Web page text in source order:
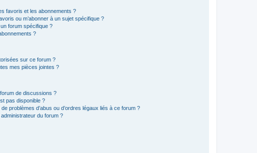
favoris et les abonnements ?
ou m’abonner à un sujet spécifique ?
forum spécifique ?
?
sur ce forum ?
mes pièces jointes ?
de discussions ?
pas disponible ?
problèmes d’abus ou d’ordres légaux liés à ce forum ?
du forum ?